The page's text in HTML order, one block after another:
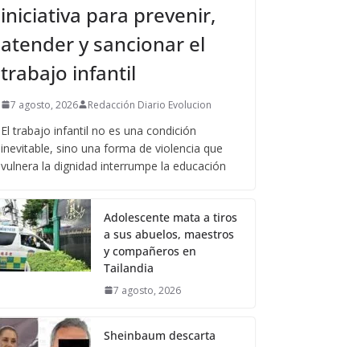
iniciativa para prevenir,
atender y sancionar el
trabajo infantil
7 agosto, 2026 Redacción Diario Evolucion
El trabajo infantil no es una condición
inevitable, sino una forma de violencia que
vulnera la dignidad interrumpe la educación
Adolescente mata a tiros
a sus abuelos, maestros
y compañeros en
Tailandia
7 agosto, 2026
Sheinbaum descarta